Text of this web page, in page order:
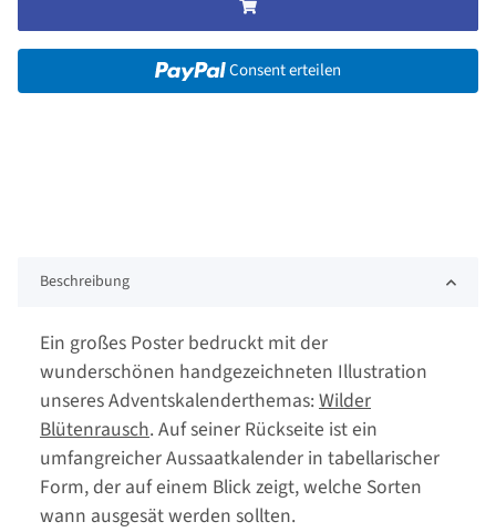
Consent erteilen
Beschreibung
Ein großes Poster bedruckt mit der
wunderschönen handgezeichneten Illustration
unseres Adventskalenderthemas: Wilder
Blütenrausch. Auf seiner Rückseite ist ein
umfangreicher Aussaatkalender in tabellarischer
Form, der auf einem Blick zeigt, welche Sorten
wann ausgesät werden sollten.